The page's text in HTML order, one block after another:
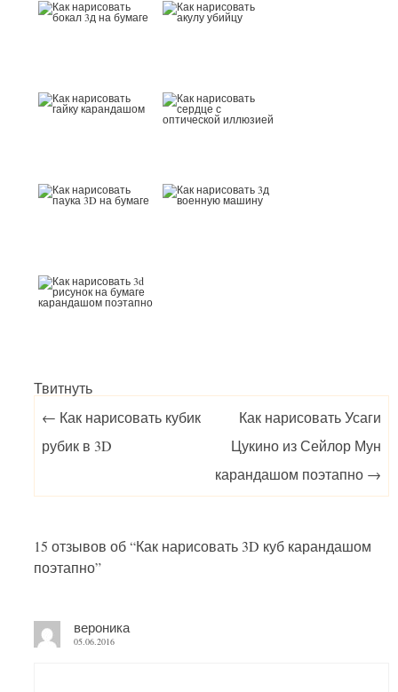
Твитнуть
Post navigation
← Как нарисовать кубик
рубик в 3D
Как нарисовать Усаги
Цукино из Сейлор Мун
карандашом поэтапно →
15 отзывов об “Как нарисовать 3D куб карандашом
поэтапно”
вероника
05.06.2016